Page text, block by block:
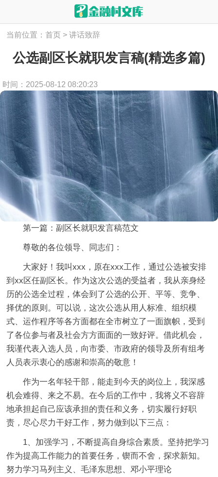
当前位置：首页 > 讲话致辞
公选副区长就职发言稿(精选多篇)
时间：2025-08-12 08:20:23
第一篇：副区长就职发言稿范文
尊敬的各位领导、同志们：
大家好！我叫xxx，原在xxx工作，通过公选被安排
到xx区任副区长。作为这次公选的受益者，我从亲身经
历的公选全过程，体会到了公选的公开、平等、竞争、
择优的原则。可以说，这次公选从用人标准、组织模
式、运作程序等各方面都在全市树立了一面旗帜，受到
了各位参与者及社会方方面面的一致好评。借此机会，
我谨代表入选人员，向市委、市政府的领导及所有组考
人员表示衷心的感谢和崇高的敬意！
作为一名年轻干部，能走到今天的岗位上，我深感
机会难得、来之不易。在今后的工作中，我将义不容辞
地承担起自己应该承担的责任和义务，切实履行好职
责，尽心尽力干好工作，努力做到以下三点：
1、加强学习，不断提高自身综合素质。坚持把学习
作为提高工作能力的首要任务，锲而不舍，探求新知。
努力学习马列主义、毛泽东思想、邓小平理论